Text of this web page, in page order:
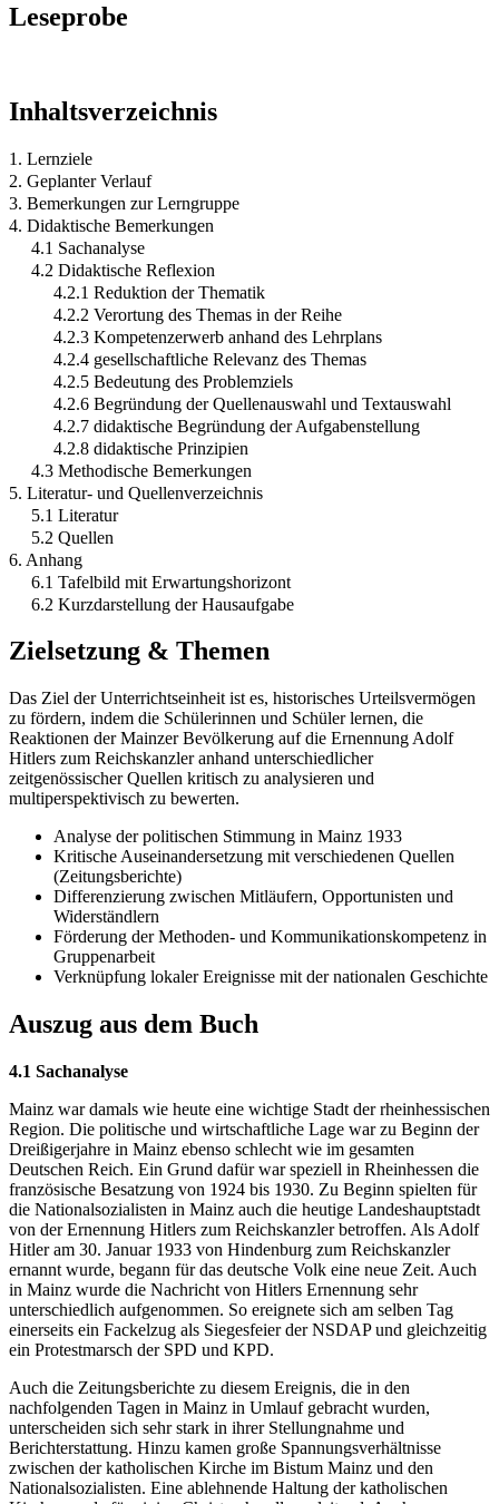
Leseprobe
Inhaltsverzeichnis
1. Lernziele
2. Geplanter Verlauf
3. Bemerkungen zur Lerngruppe
4. Didaktische Bemerkungen
4.1 Sachanalyse
4.2 Didaktische Reflexion
4.2.1 Reduktion der Thematik
4.2.2 Verortung des Themas in der Reihe
4.2.3 Kompetenzerwerb anhand des Lehrplans
4.2.4 gesellschaftliche Relevanz des Themas
4.2.5 Bedeutung des Problemziels
4.2.6 Begründung der Quellenauswahl und Textauswahl
4.2.7 didaktische Begründung der Aufgabenstellung
4.2.8 didaktische Prinzipien
4.3 Methodische Bemerkungen
5. Literatur- und Quellenverzeichnis
5.1 Literatur
5.2 Quellen
6. Anhang
6.1 Tafelbild mit Erwartungshorizont
6.2 Kurzdarstellung der Hausaufgabe
Zielsetzung & Themen
Das Ziel der Unterrichtseinheit ist es, historisches Urteilsvermögen
zu fördern, indem die Schülerinnen und Schüler lernen, die
Reaktionen der Mainzer Bevölkerung auf die Ernennung Adolf
Hitlers zum Reichskanzler anhand unterschiedlicher
zeitgenössischer Quellen kritisch zu analysieren und
multiperspektivisch zu bewerten.
Analyse der politischen Stimmung in Mainz 1933
Kritische Auseinandersetzung mit verschiedenen Quellen
(Zeitungsberichte)
Differenzierung zwischen Mitläufern, Opportunisten und
Widerständlern
Förderung der Methoden- und Kommunikationskompetenz in
Gruppenarbeit
Verknüpfung lokaler Ereignisse mit der nationalen Geschichte
Auszug aus dem Buch
4.1 Sachanalyse
Mainz war damals wie heute eine wichtige Stadt der rheinhessischen
Region. Die politische und wirtschaftliche Lage war zu Beginn der
Dreißigerjahre in Mainz ebenso schlecht wie im gesamten
Deutschen Reich. Ein Grund dafür war speziell in Rheinhessen die
französische Besatzung von 1924 bis 1930. Zu Beginn spielten für
die Nationalsozialisten in Mainz auch die heutige Landeshauptstadt
von der Ernennung Hitlers zum Reichskanzler betroffen. Als Adolf
Hitler am 30. Januar 1933 von Hindenburg zum Reichskanzler
ernannt wurde, begann für das deutsche Volk eine neue Zeit. Auch
in Mainz wurde die Nachricht von Hitlers Ernennung sehr
unterschiedlich aufgenommen. So ereignete sich am selben Tag
einerseits ein Fackelzug als Siegesfeier der NSDAP und gleichzeitig
ein Protestmarsch der SPD und KPD.
Auch die Zeitungsberichte zu diesem Ereignis, die in den
nachfolgenden Tagen in Mainz in Umlauf gebracht wurden,
unterscheiden sich sehr stark in ihrer Stellungnahme und
Berichterstattung. Hinzu kamen große Spannungsverhältnisse
zwischen der katholischen Kirche im Bistum Mainz und den
Nationalsozialisten. Eine ablehnende Haltung der katholischen